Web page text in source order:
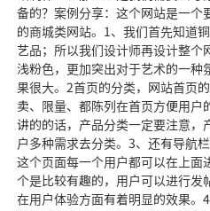
备的？案例分享：这个网站是一个
的商城类网站。1、我们首先知道
艺品；所以我们设计师再设计整个
浅粉色，更加突出对于艺术的一种
果很大。2首页的分类，网站首页
卖、限量、都陈列在首页方便用
讲的的话，产品分类一定要注意，
户多种需求去分类。3、还有导航
这个页面每一个用户都可以在上面
个是比较有趣的，用户可以进行发
在用户体验方面有着明显的效果。